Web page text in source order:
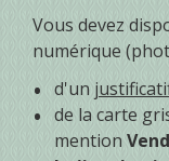
Vous devez
numérique
d'un
de la carte
mention